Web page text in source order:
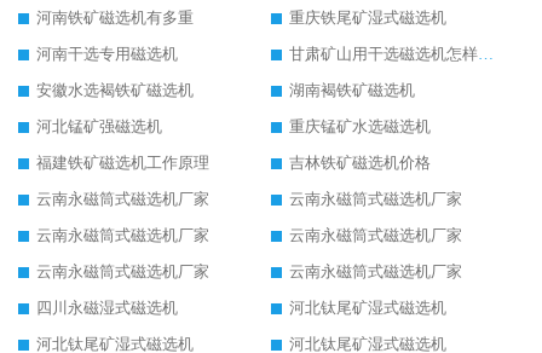
河南铁矿磁选机有多重
重庆铁尾矿湿式磁选机
河南干选专用磁选机
甘肃矿山用干选磁选机怎样调磁
安徽水选褐铁矿磁选机
湖南褐铁矿磁选机
河北锰矿强磁选机
重庆锰矿水选磁选机
福建铁矿磁选机工作原理
吉林铁矿磁选机价格
云南永磁筒式磁选机厂家
云南永磁筒式磁选机厂家
云南永磁筒式磁选机厂家
云南永磁筒式磁选机厂家
云南永磁筒式磁选机厂家
云南永磁筒式磁选机厂家
四川永磁湿式磁选机
河北钛尾矿湿式磁选机
河北钛尾矿湿式磁选机
河北钛尾矿湿式磁选机